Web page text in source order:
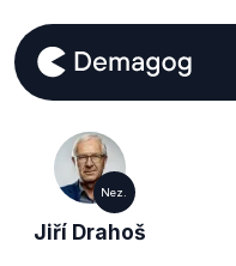
Nez.
Jiří Drahoš